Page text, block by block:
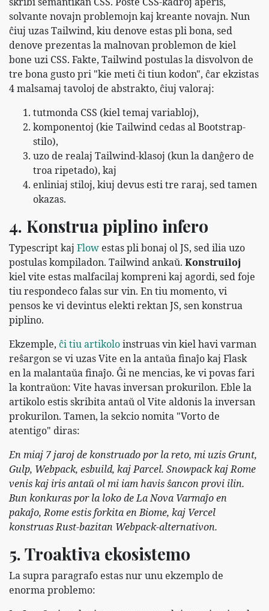
solvante novajn problemojn kaj kreante novajn. Nun
ĉiuj uzas Tailwind, kiu denove estas pli bona, sed
denove prezentas la malnovan problemon de kiel
bone uzi CSS. Fakte, Tailwind postulas la disvolvon de
tre bona gusto pri "kie meti ĉi tiun kodon", ĉar ekzistas
4 malsamaj tavoloj de abstrakto, ĉiuj valoraj:
tutmonda CSS (kiel temaj variabloj),
komponentoj (kie Tailwind cedas al Bootstrap-
stilo),
uzo de realaj Tailwind-klasoj (kun la danĝero de
troa ripetado), kaj
enliniaj stiloj, kiuj devus esti tre raraj, sed tamen
okazas.
4. Konstrua piplino infero
Typescript kaj Flow estas pli bonaj ol JS, sed ilia uzo
postulas kompiladon. Tailwind ankaŭ. Konstruiloj
kiel vite estas malfacilaj kompreni kaj agordi, sed foje
tiu respondeco falas sur vin. En tiu momento, vi
pensos ke vi devintus elekti rektan JS, sen konstrua
piplino.
Ekzemple, ĉi tiu artikoloinstruas vin kiel havi varman
reŝargon se vi uzas Vite en la antaŭa finaĵo kaj Flask
en la malantaŭa finaĵo. Ĝi ne mencias, ke vi povas fari
la kontraŭon: Vite havas inversan prokurilon. Eble la
artikolo estis skribita antaŭ ol Vite aldonis la inversan
prokurilon. Tamen, la sekcio nomita "Vorto de
atentigo" diras:
En miaj 7 jaroj de konstruado por la reto, mi uzis Grunt,
Gulp, Webpack, esbuild, kaj Parcel. Snowpack kaj Rome
venis kaj iris antaŭ ol mi iam havis ŝancon provi ilin.
Bun konkuras por la loko de La Nova Varmaĵo en
pakaĵo, Rome estis forkita en Biome, kaj Vercel
konstruas Rust-bazitan Webpack-alternativon.
5. Troaktiva ekosistemo
La supra paragrafo estas nur unu ekzemplo de
enorma problemo: